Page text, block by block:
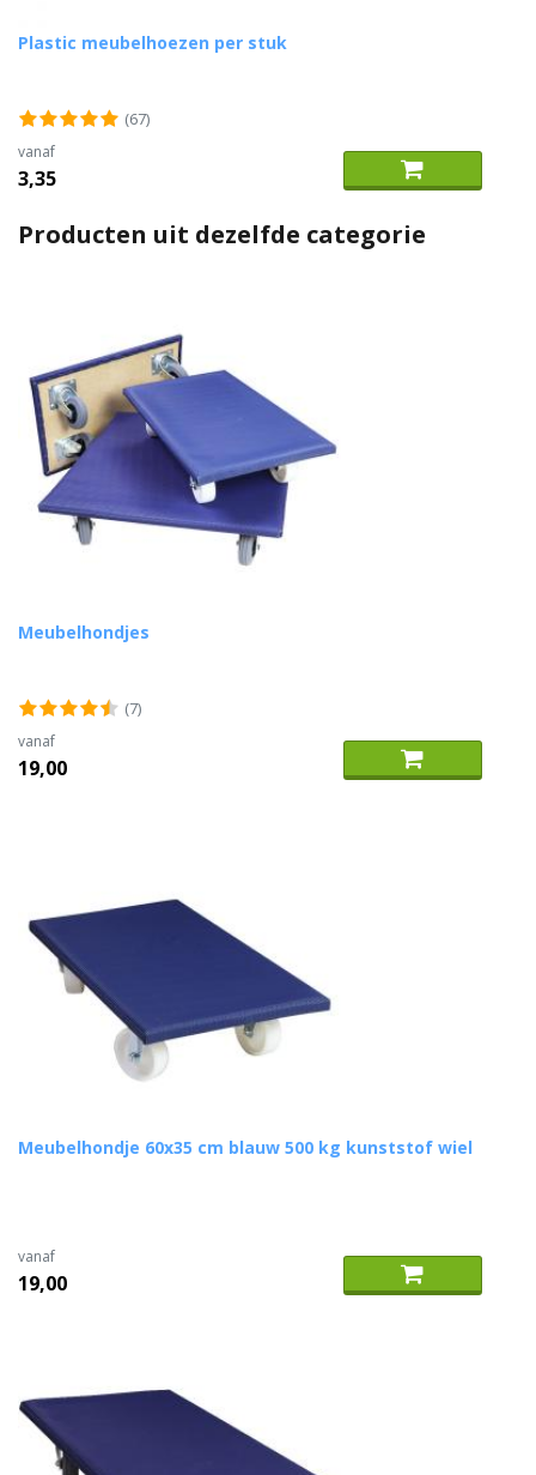
Plastic meubelhoezen per stuk
(67)
vanaf
3,35
Producten uit dezelfde categorie
Meubelhondjes
(7)
vanaf
19,00
Meubelhondje 60x35 cm blauw 500 kg kunststof wiel
vanaf
19,00